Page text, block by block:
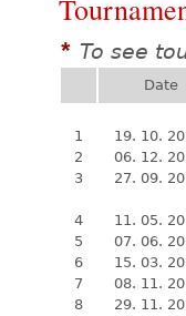
* To see
Date
1
19. 10.
2
06. 12.
3
27. 09.
4
11. 05.
5
07. 06.
6
15. 03.
7
08. 11.
8
29. 11.